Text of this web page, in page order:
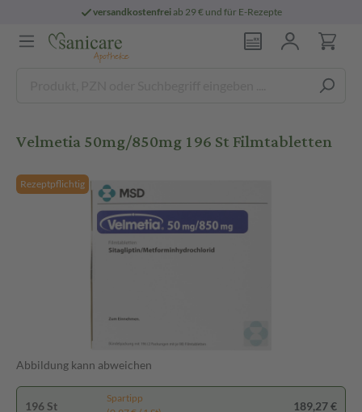
versandkostenfreiab 29 € und für E-Rezepte
Velmetia 50mg/850mg 196 St Filmtabletten
Rezeptpflichtig
Abbildung kann abweichen
196 St
Spartipp
189,27 €